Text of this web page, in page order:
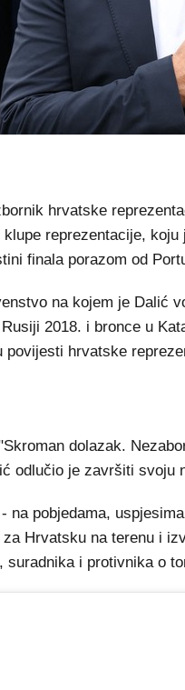
hrvatske
reprezentacije,
finala porazom od
na kojem je Dalić
2018. i bronce u
povijesti hrvatske
dolazak.
odlučio je završiti svoju
na pobjedama,
Hrvatsku na terenu i
suradnika i protivnika o